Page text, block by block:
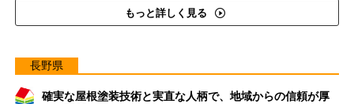
もっと詳しく見る
長野県
確実な屋根塗装技術と実直な人柄で、地域からの信頼が厚